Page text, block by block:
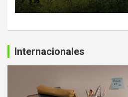
Internacionales